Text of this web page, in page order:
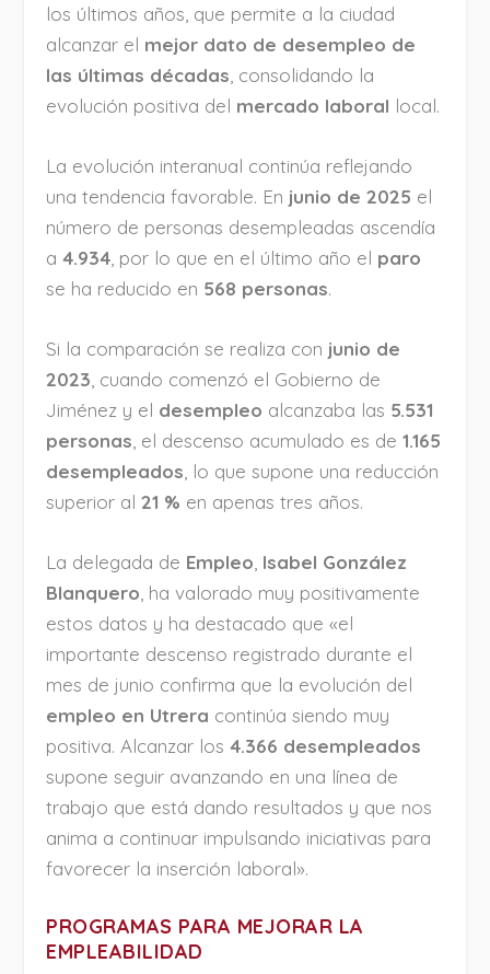
los últimos años, que permite a la ciudad
alcanzar el mejor dato de desempleo de
las últimas décadas , consolidando la
evolución positiva del mercado laboral local.
La evolución interanual continúa reflejando
una tendencia favorable. En junio de 2025 el
número de personas desempleadas ascendía
a4.934 , por lo que en el último año el paro
se ha reducido en 568 personas.
Si la comparación se realiza con junio de
2023 , cuando comenzó el Gobierno de
Jiménez y el desempleo alcanzaba las 5.531
personas , el descenso acumulado es de1.165
desempleados , lo que supone una reducción
superior al21 % en apenas tres años.
La delegada de Empleo Isabel González
Blanquero , ha valorado muy positivamente
estos datos y ha destacado que «el
importante descenso registrado durante el
mes de junio confirma que la evolución del
empleo en Utrera continúa siendo muy
positiva. Alcanzar los4.366 desempleados
supone seguir avanzando en una línea de
trabajo que está dando resultados y que nos
anima a continuar impulsando iniciativas para
favorecer la inserción laboral».
PROGRAMAS PARA MEJORAR LA
EMPLEABILIDAD